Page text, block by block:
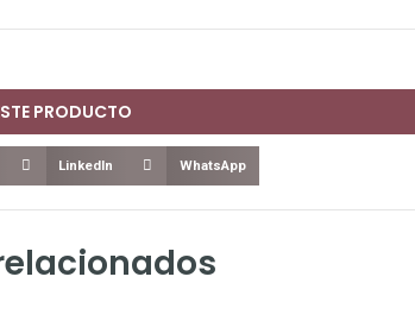
PRODUCTO
LinkedIn WhatsApp